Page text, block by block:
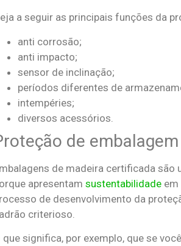
a seguir as principais funções da
anti corrosão;
anti impacto;
sensor de inclinação;
períodos diferentes de
intempéries;
diversos acessórios.
de
de madeira certificada
apresentam sustentabilidade
de desenvolvimento da
criterioso.
que significa, por exemplo, que se